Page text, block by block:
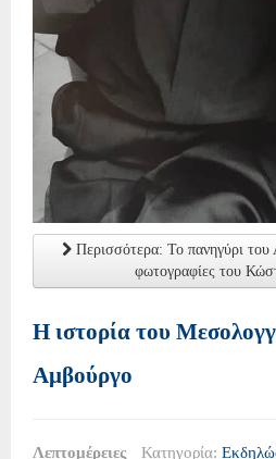
Περισσότερα: Το πανηγύρι
φωτογραφίες του
Η ιστορία του
Αμβούργο
Λεπτομέρειες Κατηγορία: